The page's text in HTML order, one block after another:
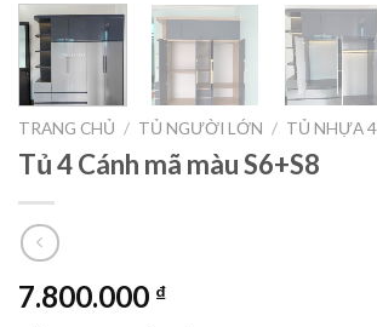
TRANG CHỦ / TỦ NGƯỜI LỚN / TỦ NHỰA
Tủ 4 Cánh mã màu S6+S8
7.800.000 ₫